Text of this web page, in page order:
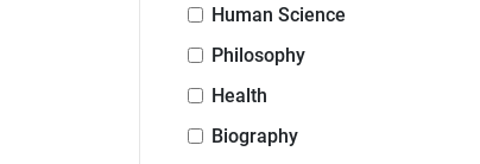
Human Science
Philosophy
Health
Biography